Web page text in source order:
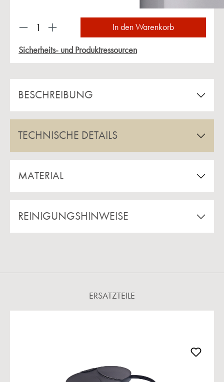
Produkt Anzahl: Gib den gewünschten Wert
In den Warenkorb
Sicherheits- und Produktressourcen
BESCHREIBUNG
TECHNISCHE DETAILS
MATERIAL
REINIGUNGSHINWEISE
ERSATZTEILE